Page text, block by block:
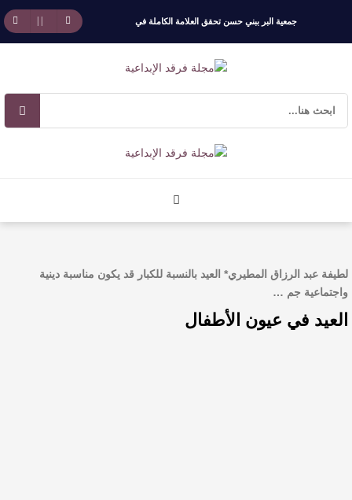
جمعية البر ببني حسن تحقق العلامة الكاملة في
برعاية أمير الباحة وتشريف السديس “بر بني حسن”
بجمهوره
افتتاحية العدد 130
لطيفة عبد الرزاق المطيري* العيد بالنسبة للكبار قد يكون مناسبة دينية
واجتماعية جم …
العيد في عيون الأطفال